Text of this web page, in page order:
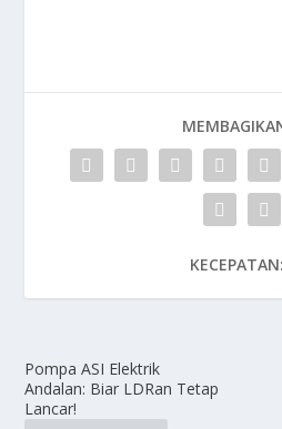
KECEPATAN:
Pompa ASI Elektrik
Andalan: Biar LDRan Tetap
Lancar!